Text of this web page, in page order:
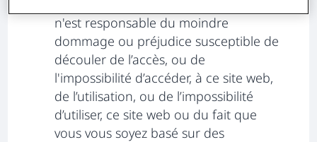
n'est responsable du moindre
dommage ou préjudice susceptible de
découler de l’accès, ou de
l'impossibilité d’accéder, à ce site web,
de l’utilisation, ou de l’impossibilité
d’utiliser, ce site web ou du fait que
vous vous soyez basé sur des